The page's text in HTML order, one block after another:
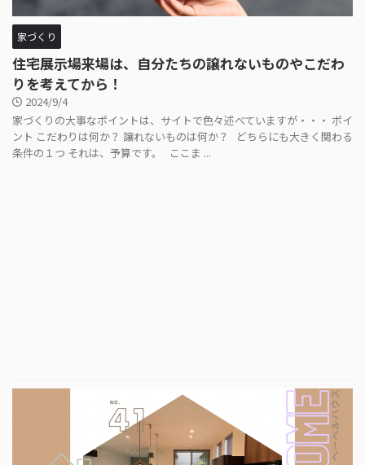
家づくり
住宅展示場来場は、自分たちの譲れないものやこだわ
りを考えてから！
2024/9/4
家づくりの大事なポイントは、サイトで色々述べていますが・・・ ポイ
ント こだわりは何か？ 譲れないものは何か？ どちらにも大きく関わる
条件の１つ それは、予算です。 ここま ...